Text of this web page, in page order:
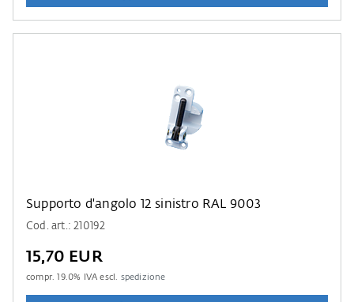
Supporto d'angolo 12 sinistro RAL 9003
Cod. art.: 210192
15,70 EUR
compr.19.0% IVA escl. spedizione